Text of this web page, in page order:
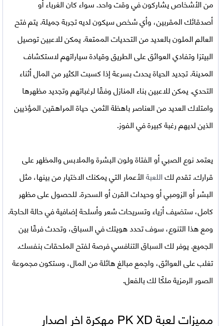
من الأشخاص يشاركون في وقت واحد. سواء كان الغرباء أو
أصدقائك المقربين، وأي شخص سيكون لديه تجربة جميلة. يتم فتح
العالم الملون بالعديد من التحديات الممتعة. يمكن للاعبين توصيل
البيتزا وتفادي العوائق على الطريق وقيادة سياراتهم لاستكشاف
المدينة. تجديد الحياة يحدث بسرعة إذا كسبت الكثير من المال أثناء
التحدي. يمكن للاعبين بناء المنازل وفقًا لرغباتهم وتجديد مظهرها
وامتلاك العديد من العناصر باهظة الثمن. حياة المراهقين المؤذيين
الذين لديهم رغبة كبيرة في الفوز.
يعتمد نوع الصبي أو الفتاة ولون البشرة والملابس والمظهر على
قرارك. تقدم لكاللعبةالأعمار التي يمكنك الاختيار من بينها، مثل
البشر أو الزومبي أو وحيدات القرن أو السحرة. للحصول على مظهر
كامل، ستضيف أزياء وتسريحات شعر وأسلحة إضافية في حالة الحاجة.
ومع هذا التنوع، سوف تحدد هويتك في السباق، وتحدث فرقًا بين
الجميع. يوفر لك السباق التنافسي فرصة لفتح الملحقات بنفسك.
تغلب على العوائق، واجمع مبالغ هائلة من المال، وستكون مجموعة
الصور الرمزية ملكًا لك بالفعل.
مميزات لعبة PK XD مهكرة اخر اصدار